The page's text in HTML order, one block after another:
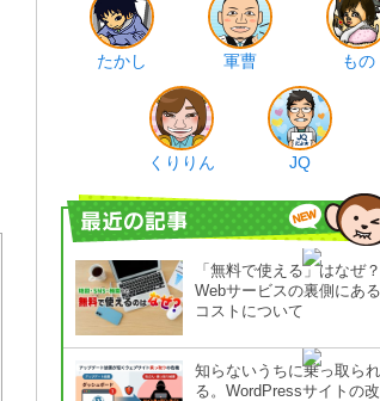
たかし 軍曹 もの
くりりん JQ
「無料で使える」はなぜ？
Webサービスの裏側にある
コストについて
知らないうちに乗っ取られ
る。WordPressサイトの改